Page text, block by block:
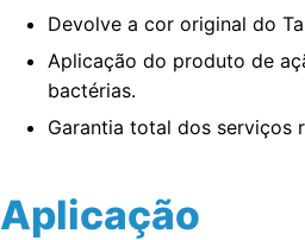
Devolve a cor original do
Aplicação do produto de
bactérias.
Garantia total dos serviços
Aplicação